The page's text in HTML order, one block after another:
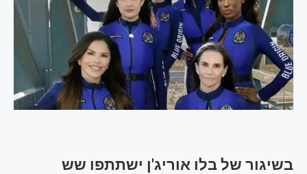
בשיגור של בלו אוריג'ן ישתתפו שש